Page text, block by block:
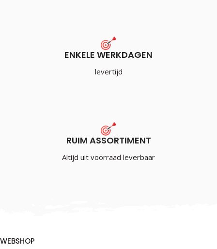
ENKELE WERKDAGEN
levertijd
RUIM ASSORTIMENT
Altijd uit voorraad leverbaar
WEBSHOP